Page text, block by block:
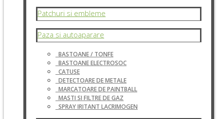
Patchuri si embleme
Paza si autoaparare
BASTOANE / TONFE
BASTOANE ELECTROSOC
CATUSE
DETECTOARE DE METALE
MARCATOARE DE PAINTBALL
MASTI SI FILTRE DE GAZ
SPRAY IRITANT LACRIMOGEN